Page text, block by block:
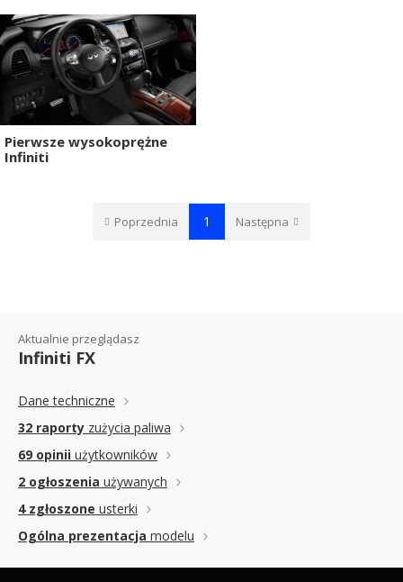
Pierwsze wysokoprężne
Infiniti
Poprzednia 1 Następna
Aktualnie przeglądasz
Infiniti FX
Dane techniczne
32 raporty zużycia paliwa
69 opinii użytkowników
2 ogłoszenia używanych
4 zgłoszone usterki
Ogólna prezentacja modelu